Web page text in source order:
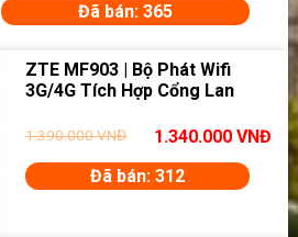
Đã bán: 365
ZTE MF903 | Bộ Phát Wifi
3G/4G Tích Hợp Cổng Lan
1.390.000VNĐ 1.340.000 VNĐ
Đã bán: 312